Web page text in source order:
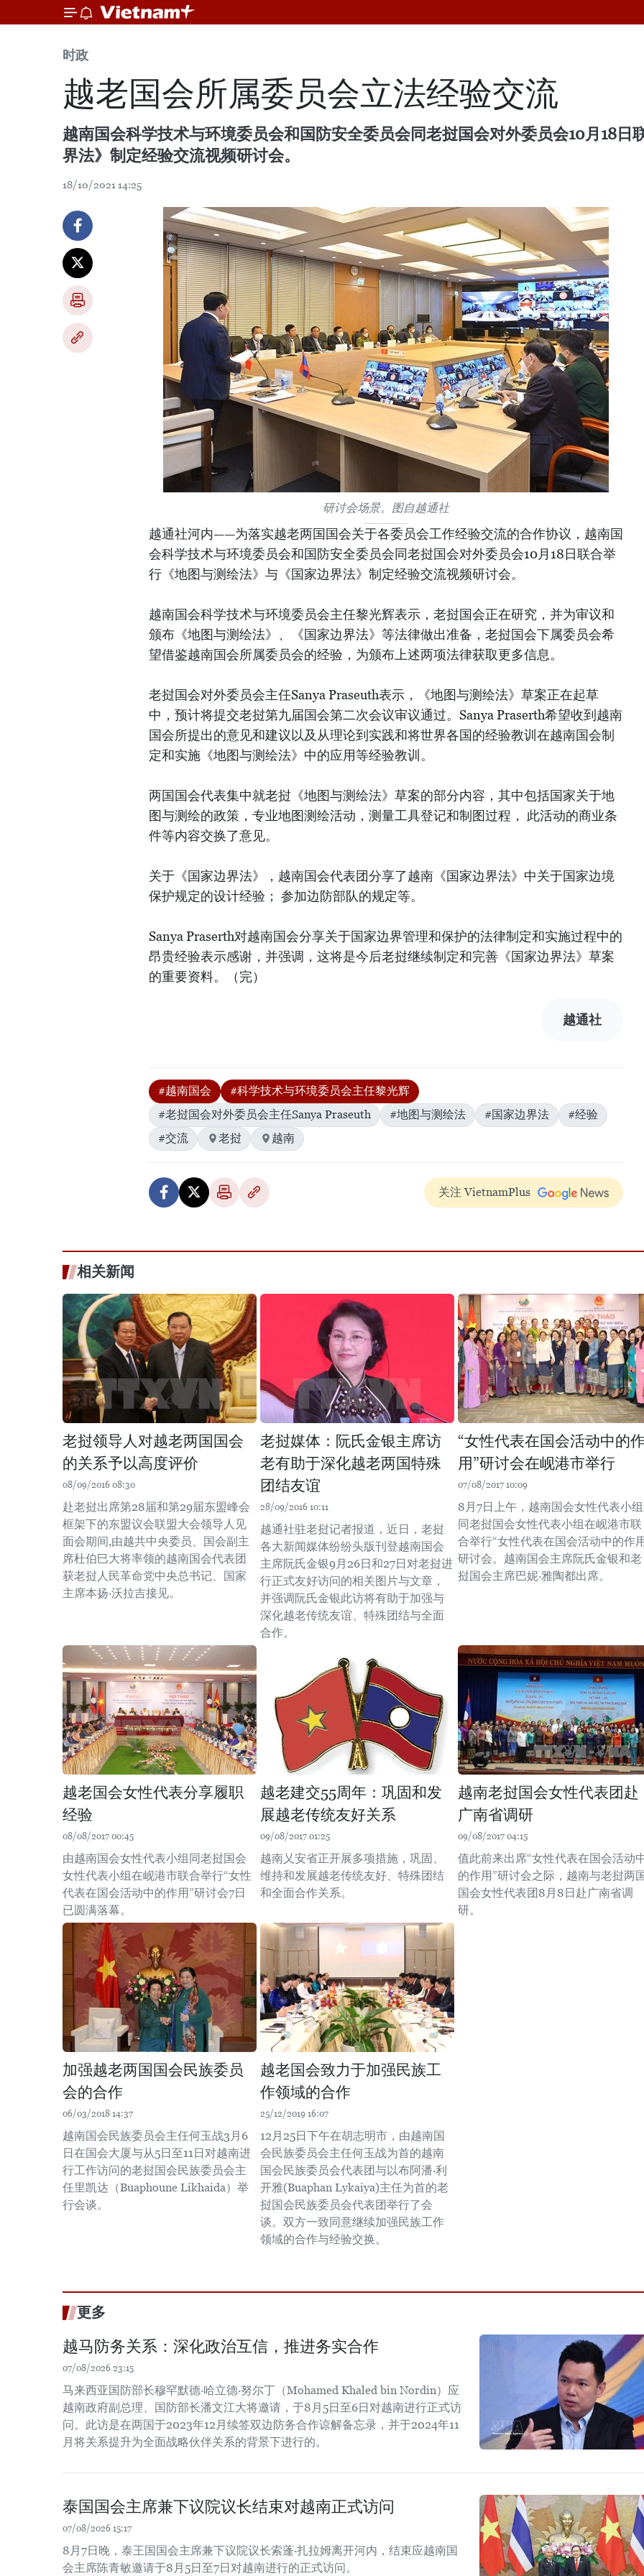
时政
越老国会所属委员会立法经验交流
越南国会科学技术与环境委员会和国防安全委员会同老挝国会对外委员会10月18日
界法》制定经验交流视频研讨会。
18/10/2021 14:25
研讨会场景。图自越通社
越通社河内——为落实越老两国国会关于各委员会工作经验交流的合作协议，越南国
会科学技术与环境委员会和国防安全委员会同老挝国会对外委员会10月18日联合举
行《地图与测绘法》与《国家边界法》制定经验交流视频研讨会。
越南国会科学技术与环境委员会主任黎光辉表示，老挝国会正在研究，并为审议和
颁布《地图与测绘法》、《国家边界法》等法律做出准备，老挝国会下属委员会希
望借鉴越南国会所属委员会的经验，为颁布上述两项法律获取更多信息。
老挝国会对外委员会主任Sanya Praseuth表示，《地图与测绘法》草案正在起草
中，预计将提交老挝第九届国会第二次会议审议通过。Sanya Praserth希望收到越南
国会所提出的意见和建议以及从理论到实践和将世界各国的经验教训在越南国会制
定和实施《地图与测绘法》中的应用等经验教训。
两国国会代表集中就老挝《地图与测绘法》草案的部分内容，其中包括国家关于地
图与测绘的政策，专业地图测绘活动，测量工具登记和制图过程， 此活动的商业条
件等内容交换了意见。
关于《国家边界法》，越南国会代表团分享了越南《国家边界法》中关于国家边境
保护规定的设计经验； 参加边防部队的规定等。
Sanya Praserth对越南国会分享关于国家边界管理和保护的法律制定和实施过程中的
昂贵经验表示感谢，并强调，这将是今后老挝继续制定和完善《国家边界法》草案
的重要资料。（完）
越通社
#越南国会
#科学技术与环境委员会主任黎光辉
#老挝国会对外委员会主任Sanya Praseuth
#地图与测绘法 #国家边界法
#经验
#交流
老挝 越南
关注 VietnamPlus
相关新闻
老挝领导人对越老两国国会
的关系予以高度评价
08/09/2016 08:30
赴老挝出席第28届和第29届东盟峰会
框架下的东盟议会联盟大会领导人见
面会期间,由越共中央委员、国会副主
席杜伯巳大将率领的越南国会代表团
获老挝人民革命党中央总书记、国家
主席本扬·沃拉吉接见。
老挝媒体：阮氏金银主席访
老有助于深化越老两国特殊
团结友谊
28/09/2016 10:11
越通社驻老挝记者报道，近日，老挝
各大新闻媒体纷纷头版刊登越南国会
主席阮氏金银9月26日和27日对老挝进
行正式友好访问的相关图片与文章，
并强调阮氏金银此访将有助于加强与
深化越老传统友谊、特殊团结与全面
合作。
“女性代表在国会活动中的
用”研讨会在岘港市举行
07/08/2017 10:09
8月7日上午，越南国会女性代表小组
同老挝国会女性代表小组在岘港市联
合举行“女性代表在国会活动中的作
研讨会。越南国会主席阮氏金银和老
挝国会主席巴妮·雅陶都出席。
越老国会女性代表分享履职
经验
08/08/2017 00:45
由越南国会女性代表小组同老挝国会
女性代表小组在岘港市联合举行“女性
代表在国会活动中的作用”研讨会7日
已圆满落幕。
越老建交55周年：巩固和发
展越老传统友好关系
09/08/2017 01:25
越南乂安省正开展多项措施，巩固、
维持和发展越老传统友好、特殊团结
和全面合作关系。
越南老挝国会女性代表团赴
广南省调研
09/08/2017 04:15
值此前来出席“女性代表在国会活动
的作用”研讨会之际，越南与老挝两
国会女性代表团8月8日赴广南省调
研。
加强越老两国国会民族委员
会的合作
06/03/2018 14:37
越南国会民族委员会主任何玉战3月6
日在国会大厦与从5日至11日对越南进
行工作访问的老挝国会民族委员会主
任里凯达（Buaphoune Likhaida）举
行会谈。
越老国会致力于加强民族工
作领域的合作
25/12/2019 16:07
12月25日下午在胡志明市，由越南国
会民族委员会主任何玉战为首的越南
国会民族委员会代表团与以布阿潘·利
开雅(Buaphan Lykaiya)主任为首的老
挝国会民族委员会代表团举行了会
谈。双方一致同意继续加强民族工作
领域的合作与经验交换。
更多
越马防务关系：深化政治互信，推进务实合作
07/08/2026 23:15
马来西亚国防部长穆罕默德·哈立德·努尔丁（Mohamed Khaled bin Nordin）应
越南政府副总理、国防部长潘文江大将邀请，于8月5日至6日对越南进行正式访
问。此访是在两国于2023年12月续签双边防务合作谅解备忘录，并于2024年11
月将关系提升为全面战略伙伴关系的背景下进行的。
泰国国会主席兼下议院议长结束对越南正式访问
07/08/2026 15:17
8月7日晚，泰王国国会主席兼下议院议长索蓬·扎拉姆离开河内，结束应越南国
会主席陈青敏邀请于8月5日至7日对越南进行的正式访问。